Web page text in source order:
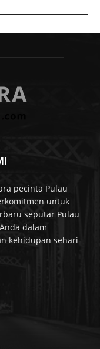
pecinta Pulau
untuk
seputar Pulau
dalam
kehidupan sehari-